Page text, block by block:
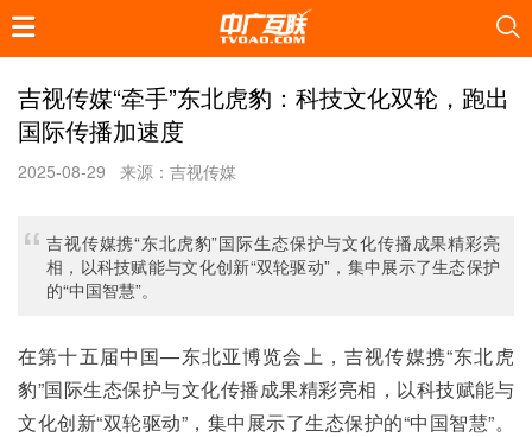
吉视传媒“牵手”东北虎豹：科技文化双轮，跑出
国际传播加速度
2025-08-29 来源：吉视传媒
吉视传媒携“东北虎豹”国际生态保护与文化传播成果精彩亮
相，以科技赋能与文化创新“双轮驱动”，集中展示了生态保护
的“中国智慧”。
在第十五届中国—东北亚博览会上，吉视传媒携“东北虎
豹”国际生态保护与文化传播成果精彩亮相，以科技赋能与
文化创新“双轮驱动”，集中展示了生态保护的“中国智慧”。